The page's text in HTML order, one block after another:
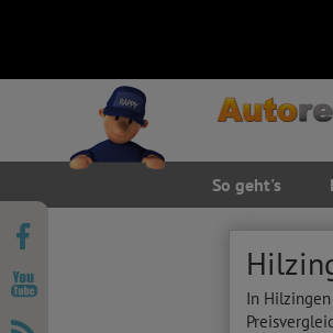
So geht's
In